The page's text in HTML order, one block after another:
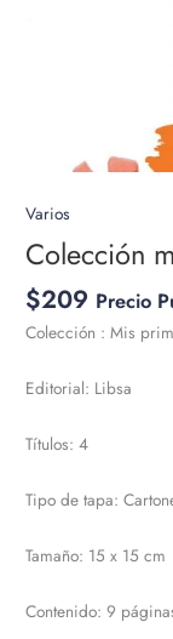
Varios
Colección
$209 Precio
Colección : Mis
Editorial: Libsa
Títulos: 4
Tipo de tapa:
Tamaño: 15 x 15 cm
Contenido: 9